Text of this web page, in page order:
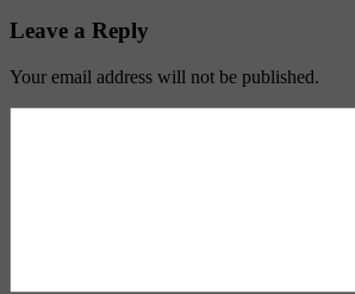
Leave a Reply
Your email address will not be published.